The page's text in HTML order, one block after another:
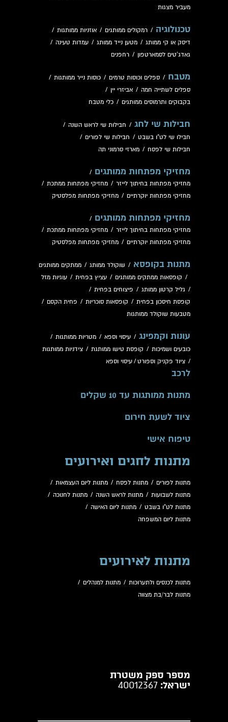
מעביר מצגות
טכנולוגיה / רמקולים ממותגים / אוזניות ממותגות /
דיסק או קי ממותג / מטען נייד ממותג / עמדות טעינה /
גאדג'טים לסמארטפון / רחפנים
מטבח / ספלים וכוסות טרמים / כוסות נייר ממותגות /
ספלים לשתייה חמה / אביזרי יין /
בקבוקים ותרמוסים ממותגים / כלי מטבח
חבילות שי לחג / חבילות שי לראש השנה /
חבילו שי לט"ו בשבט / חבילות שי לפורים /
חבילות שי לפסח / מארזי סרמוני תה
מחזיקי מפתחות ממותגים /
מחזיקי מפתחות בחיתוך לייזר / מחזיקי מפתחות ממתכת /
מחזיקי מפתחות יוקרתיים / מחזיקי מפתחות מפלסטיק
מחזיקי מפתחות ממותגים /
מחזיקי מפתחות בחיתוך לייזר / מחזיקי מפתחות ממתכת /
מחזיקי מפתחות יוקרתיים / מחזיקי מפתחות מפלסטיק
מתנות בקופסא / שוקולד ממותג / ממתקים ממותגים
/ קופסאות ממתקים ממותגים / עציץ בפחית / עוגיות מזל
/ גליל קרטון ממותג / פיצוחים בפחית /
קופסת חיסכון בפחית / קופסאות סוכריות / פחית הקסם /
מטבעות שוקולד ממותגות
עונות וקמפינג / עיסוי וספא / מטריות ממותגות /
כובעים ושמיכות / קופסת טישו ממותגת / צידניות ממותגות
/ ציוד פקניק וספורט / עיסוי וספא
לרכב
מתנות ממותגות עד 10 שקלים
ציוד לשעת חירום
טיפוח אישי
מתנות לחגים ואירועים
מתנות לפורים / מתנות לפסח / מתנות ליום העצמאות /
מתנות לשבועות / מתנות לראש השנה / מתנות לחנוכה /
מתנות לט"ו בשבט / מתנות ליום האישה /
מתנות ליום המשפחה
מתנות לאירועים
מתנות לכנסים ולתערוכות / מתנות למנהלים /
מתנות לבר/בת מצווה
מספר ספק משטרת
ישראל: